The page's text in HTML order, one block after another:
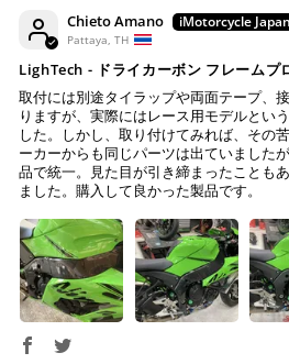
Chieto Amano
Pattaya, TH
LighTech - ドライカーボン フレームプ
取付には別途タイラップや両面テープ、
りますが、実際にはレース用モデルとい
した。しかし、取り付けてみれば、その
ーカーからも同じパーツは出ていました
品で統一。見た目が引き締まったことも
ました。購入して良かった製品です。